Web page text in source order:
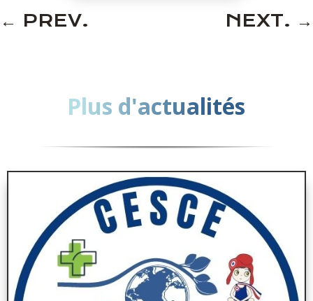
← PREV. NEXT. →
Plus d'actualités